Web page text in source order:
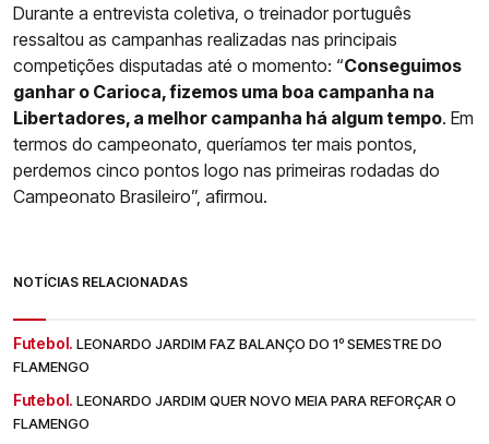
Durante a entrevista coletiva, o treinador português
ressaltou as campanhas realizadas nas principais
competições disputadas até o momento: “Conseguimos
ganhar o Carioca, fizemos uma boa campanha na
Libertadores, a melhor campanha há algum tempo. Em
termos do campeonato, queríamos ter mais pontos,
perdemos cinco pontos logo nas primeiras rodadas do
Campeonato Brasileiro”, afirmou.
NOTÍCIAS RELACIONADAS
Futebol. LEONARDO JARDIM FAZ BALANÇO DO 1º SEMESTRE DO
FLAMENGO
Futebol. LEONARDO JARDIM QUER NOVO MEIA PARA REFORÇAR O
FLAMENGO